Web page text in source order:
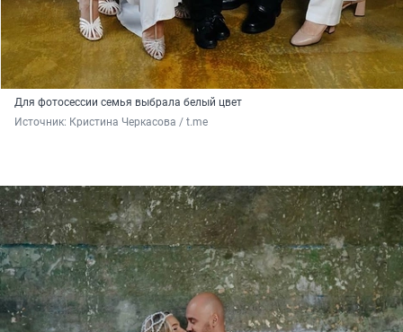
Для фотосессии семья выбрала белый цвет
Источник: Кристина Черкасова / t.me